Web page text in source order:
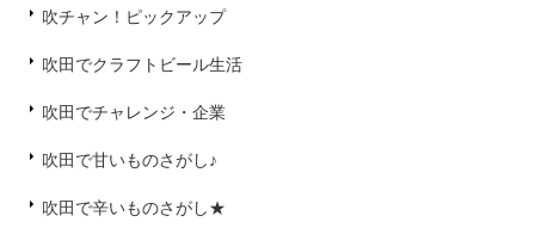
吹チャン！ピックアップ
吹田でクラフトビール生活
吹田でチャレンジ・企業
吹田で甘いものさがし♪
吹田で辛いものさがし★